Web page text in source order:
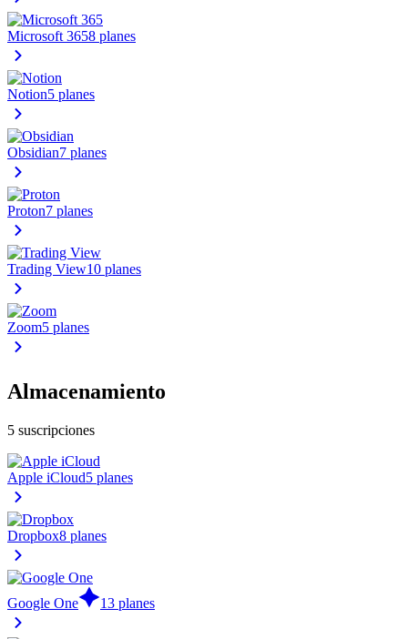
Microsoft 3658 planes
Notion5 planes
Obsidian7 planes
Proton7 planes
Trading View10 planes
Zoom5 planes
Almacenamiento
5 suscripciones
Apple iCloud5 planes
Dropbox8 planes
Google One 13 planes